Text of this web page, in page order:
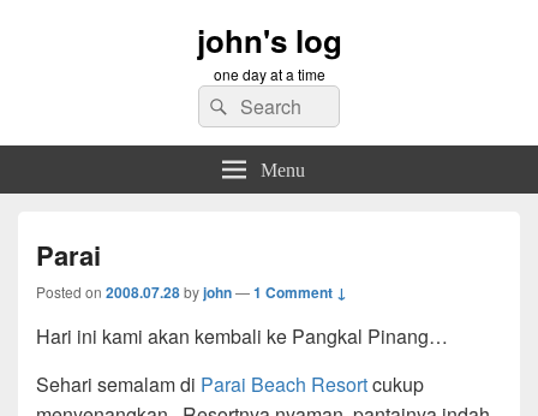
john's log
one day at a time
Search
for:
Search
Menu
Parai
Posted on 2008.07.28byjohn—1 Comment ↓
Hari ini kami akan kembali ke Pangkal Pinang…
Sehari semalam di Parai Beach Resortcukup